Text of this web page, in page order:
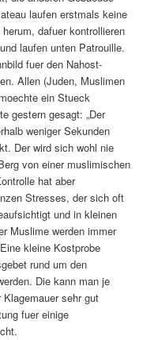
laufen erstmals keine
dafuer kontrollieren
laufen unten Patrouille.
fuer den Nahost-
Allen (Juden, Muslimen
ein Stueck
gestern gesagt: „Der
weniger Sekunden
Der wird sich wohl nie
von einer muslimischen
hat aber
Stresses, der sich oft
und in kleinen
Muslime werden immer
kleine Kostprobe
rund um den
Die kann man je
sehr gut
fuer einige